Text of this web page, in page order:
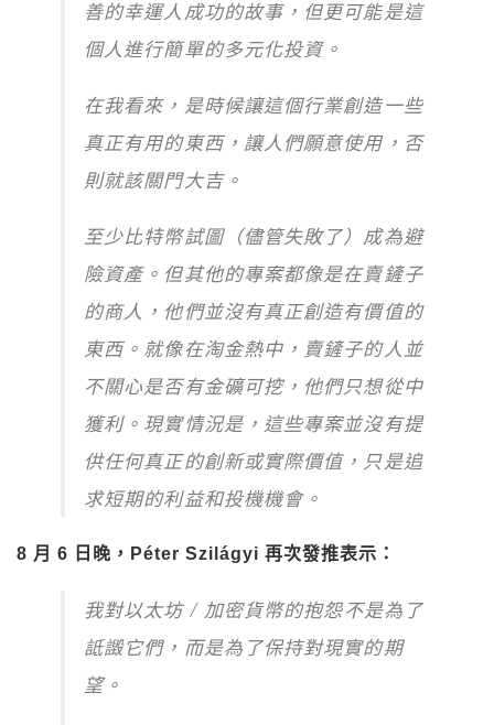
善的幸運人成功的故事，但更可能是這
個人進行簡單的多元化投資。
在我看來，是時候讓這個行業創造一些
真正有用的東西，讓人們願意使用，否
則就該關門大吉。
至少比特幣試圖（儘管失敗了）成為避
險資產。但其他的專案都像是在賣鏟子
的商人，他們並沒有真正創造有價值的
東西。就像在淘金熱中，賣鏟子的人並
不關心是否有金礦可挖，他們只想從中
獲利。現實情況是，這些專案並沒有提
供任何真正的創新或實際價值，只是追
求短期的利益和投機機會。
8 月 6 日晚，Péter Szilágyi 再次發推表示：
我對以太坊 / 加密貨幣的抱怨不是為了
詆譭它們，而是為了保持對現實的期
望。